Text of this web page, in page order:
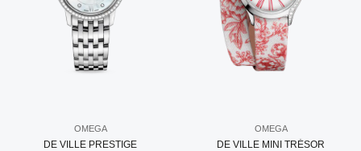
OMEGA
DE VILLE PRESTIGE
OMEGA
DE VILLE MINI TRÉSOR